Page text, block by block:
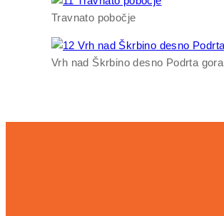
Travnato pobočje
Vrh nad Škrbino desno Podrta gora